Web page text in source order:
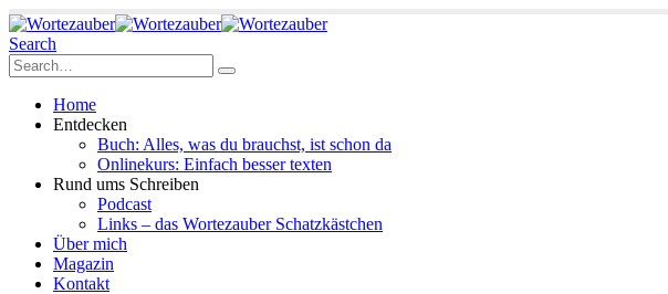
Search
Home
Entdecken
Buch: Alles, was du brauchst, ist schon da
Onlinekurs: Einfach besser texten
Rund ums Schreiben
Podcast
Links – das Wortezauber Schatzkästchen
Über mich
Magazin
Kontakt